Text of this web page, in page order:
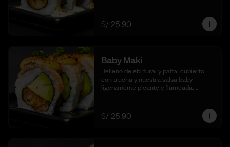
acevichada. (10 cortes).
S/ 25.90
Baby Maki
Relleno de ebi furai y palta, cubierto
con trucha y nuestra salsa baby
ligeramente picante y flameada.
S/ 25.90